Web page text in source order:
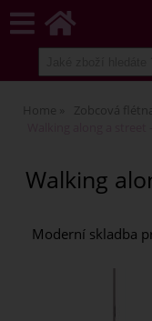
Home Zobcová
Walking
Moderní skladba